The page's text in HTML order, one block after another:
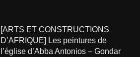
[ARTS ET CONSTRUCTIONS
D’AFRIQUE] Les peintures de
l’église d’Abba Antonios – Gondar